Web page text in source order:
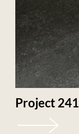
Project 241